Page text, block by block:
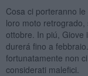
Cosa ci porteranno
loro moto
ottobre. In piú, Giove
durerá fino a
fortunatamente non
considerati malefici.